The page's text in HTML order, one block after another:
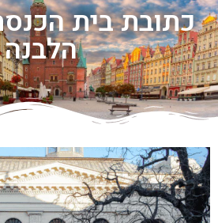
כתובת בית
הלבנה